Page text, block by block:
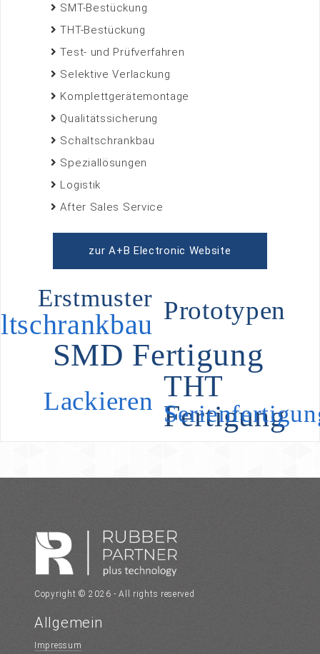
SMT-Bestückung
THT-Bestückung
Test- und Prüfverfahren
Selektive Verlackung
Komplettgerätemontage
Qualitätssicherung
Schaltschrankbau
Speziallösungen
Logistik
After Sales Service
zur A+B Electronic Website
SMD Fertigung
THT
Fertigung
Lackieren
Prototypen
Erstmuster
Copyright © 2026 - All rights reserved
Allgemein
Impressum